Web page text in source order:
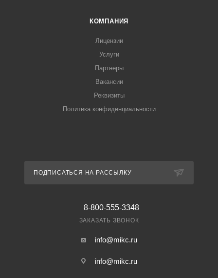
КОМПАНИЯ
Лицензии
Услуги
Партнеры
Вакансии
Реквизиты
Политика конфиденциальности
ПОДПИСАТЬСЯ НА РАССЫЛКУ
8-800-555-3348
ЗАКАЗАТЬ ЗВОНОК
info@mikc.ru
info@mikc.ru